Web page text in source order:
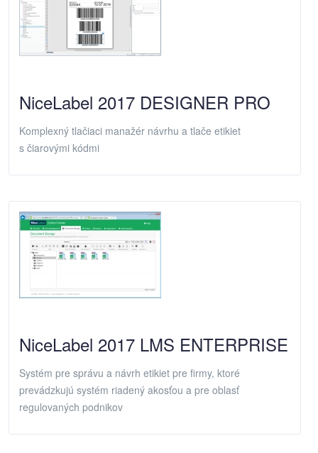
NiceLabel 2017 DESIGNER PRO
Komplexný tlačiaci manažér návrhu a tlače etikiet
s čiarovými kódmi
NiceLabel 2017 LMS ENTERPRISE
Systém pre správu a návrh etikiet pre firmy, ktoré
prevádzkujú systém riadený akosťou a pre oblasť
regulovaných podnikov